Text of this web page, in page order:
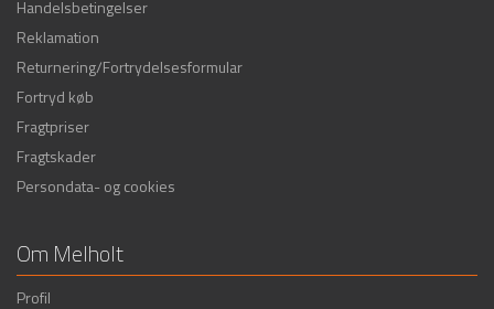
Handelsbetingelser
Reklamation
Returnering/Fortrydelsesformular
Fortryd køb
Fragtpriser
Fragtskader
Persondata- og cookies
Om Melholt
Profil